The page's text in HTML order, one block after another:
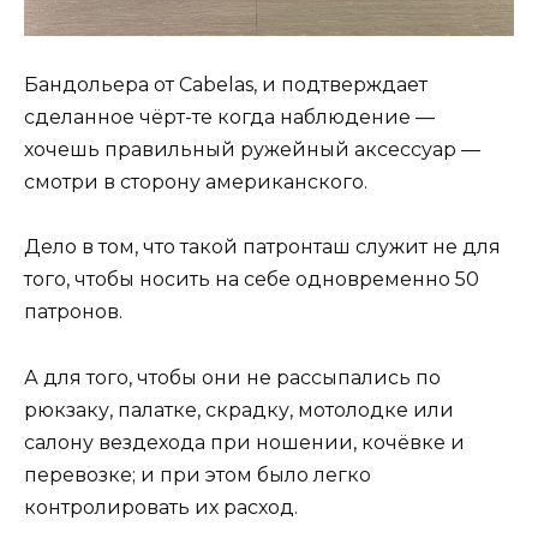
Бандольера от Cabelas, и подтверждает
сделанное чёрт-те когда наблюдение —
хочешь правильный ружейный аксессуар —
смотри в сторону американского.
Дело в том, что такой патронташ служит не для
того, чтобы носить на себе одновременно 50
патронов.
А для того, чтобы они не рассыпались по
рюкзаку, палатке, скрадку, мотолодке или
салону вездехода при ношении, кочёвке и
перевозке; и при этом было легко
контролировать их расход.